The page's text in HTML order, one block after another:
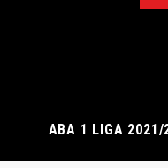
ABA 1 LIGA